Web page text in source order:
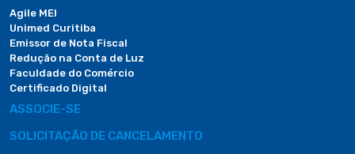
Agile MEI
Unimed Curitiba
Emissor de Nota Fiscal
Redução na Conta de Luz
Faculdade do Comércio
Certificado Digital
ASSOCIE-SE
SOLICITAÇÃO DE CANCELAMENTO